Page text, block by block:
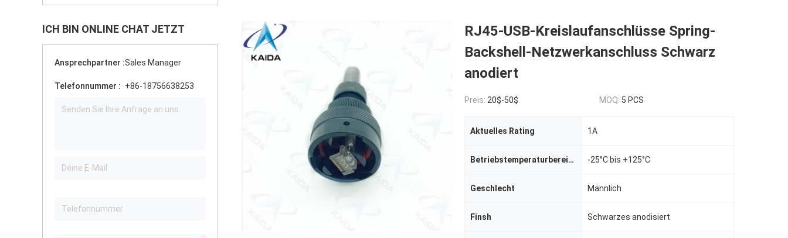
ICH BIN ONLINE CHAT JETZT
Ansprechpartner :Sales Manager
Telefonnummer : +86-18756638253
RJ45-USB-Kreislaufanschlüsse Spring-
Backshell-Netzwerkanschluss Schwarz
anodiert
Preis: 20$-50$ MOQ: 5 PCS
Aktuelles Rating 1A
Betriebstemperaturbereich -25°C bis +125°C
Geschlecht Männlich
Finsh Schwarzes anodisiert